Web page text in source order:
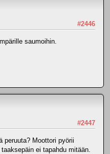
#2446
saumoihin.
#2447
peruuta? Moottori pyörii
ei tapahdu mitään.